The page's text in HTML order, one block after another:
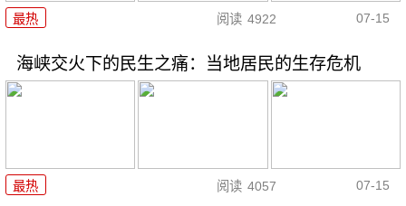
最热 阅读 4922 07-15
海峡交火下的民生之痛：当地居民的生存危机
最热 阅读 4057 07-15